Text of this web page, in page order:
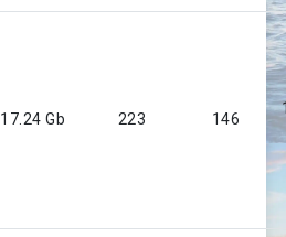
17.24 Gb 223 146